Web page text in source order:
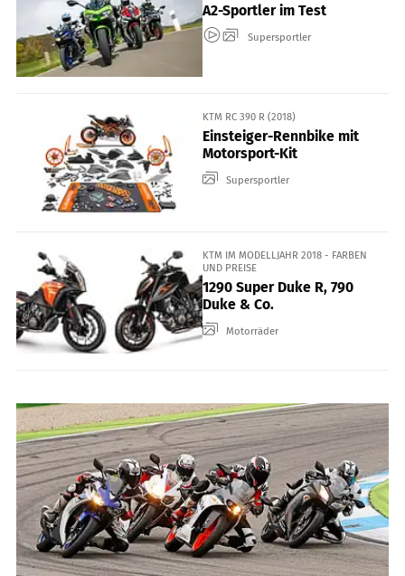
A2-Sportler im Test
Supersportler
KTM RC 390 R (2018)
Einsteiger-Rennbike mit
Motorsport-Kit
Supersportler
KTM IM MODELLJAHR 2018 - FARBEN
UND PREISE
1290 Super Duke R, 790
Duke & Co.
Motorräder